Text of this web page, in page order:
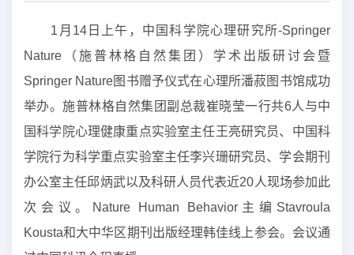
1 月 14日上午，中国科学院心理研究所-Springer
Nature （施普林格自然集团）学术出版研讨会暨
Springer Nature图书赠予仪式在心理所潘菽图书馆成功
举办。施普林格自然集团副总裁崔晓莹一行共6人与中
国科学院心理健康重点实验室主任王亮研究员、中国科
学院行为科学重点实验室主任李兴珊研究员、学会期刊
办公室主任邱炳武以及科研人员代表近20人现场参加此
次会议。
Nature Human Behavior主编 Stavroula
Kousta和大中华区期刊出版经理韩佳线上参会。会议通